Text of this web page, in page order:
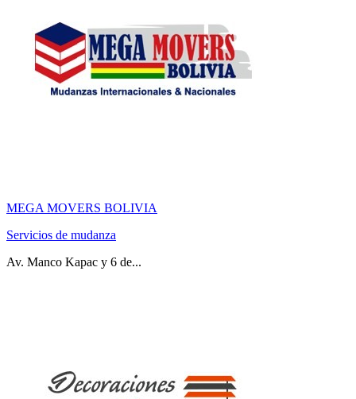
MEGA MOVERS BOLIVIA
Servicios de mudanza
Av. Manco Kapac y 6 de...